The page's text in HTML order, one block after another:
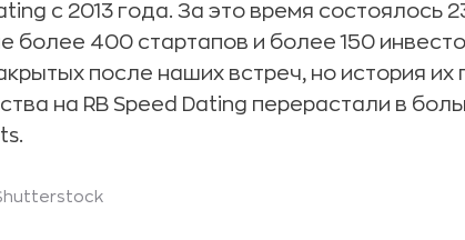
с 2013 года. За это время состоялось
более 400 стартапов и более 150
после наших встреч, но история их
на RB Speed Dating перерастали в